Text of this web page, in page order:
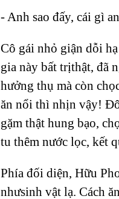
- Anh sao đấy, cái gì
Cô gái nhỏ giận dỗi
gia này bất trịthật, đã
hưởng thụ mà còn
ăn nổi thì nhịn vậy!
gặm thật hung bạo,
tu thêm nước lọc, kết
Phía đối diện, Hữu
nhưsinh vật lạ. Cách